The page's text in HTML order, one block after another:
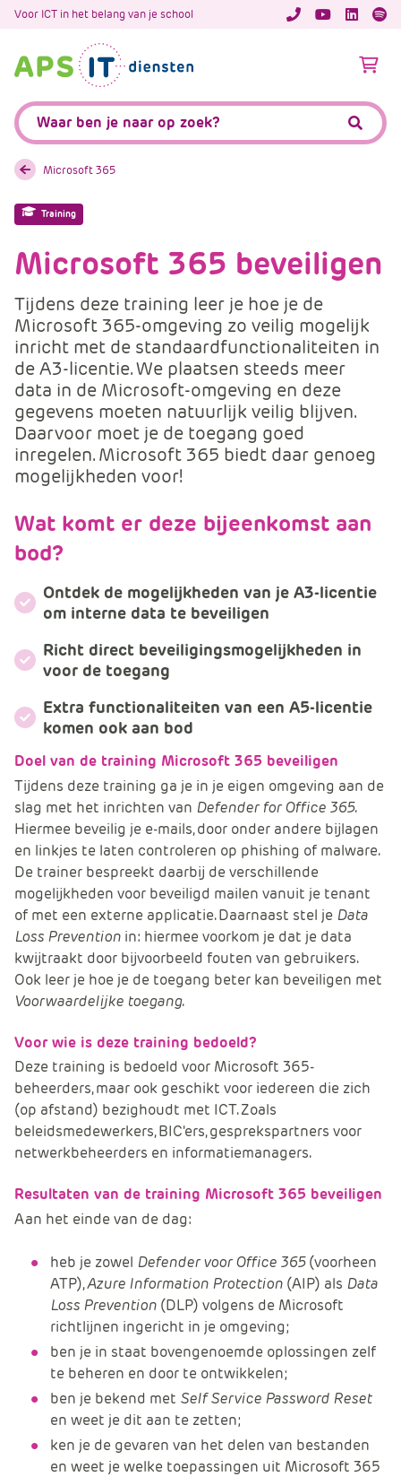
Voor ICT in het belang van je school
Zoeken:
A
s
.
F
r
e
.
C
r
C
t
C
t
Microsoft 365
Training
Microsoft 365 beveiligen
Tijdens deze training leer je hoe je de
Microsoft 365-omgeving zo veilig mogelijk
inricht met de standaardfunctionaliteiten in
de A3-licentie. We plaatsen steeds meer
data in de Microsoft-omgeving en deze
gegevens moeten natuurlijk veilig blijven.
Daarvoor moet je de toegang goed
inregelen. Microsoft 365 biedt daar genoeg
mogelijkheden voor!
Wat komt er deze bijeenkomst aan
bod?
Ontdek de mogelijkheden van je A3-licentie
om interne data te beveiligen
Richt direct beveiligingsmogelijkheden in
voor de toegang
Extra functionaliteiten van een A5-licentie
komen ook aan bod
Doel van de training Microsoft 365 beveiligen
Tijdens deze training ga je in je eigen omgeving aan de
slag met het inrichten van Defender for Office 365.
Hiermee beveilig je e-mails, door onder andere bijlagen
en linkjes te laten controleren op phishing of malware.
De trainer bespreekt daarbij de verschillende
mogelijkheden voor beveiligd mailen vanuit je tenant
of met een externe applicatie. Daarnaast stel je Data
Loss Prevention in: hiermee voorkom je dat je data
kwijtraakt door bijvoorbeeld fouten van gebruikers.
Ook leer je hoe je de toegang beter kan beveiligen met
Voorwaardelijke toegang.
Voor wie is deze training bedoeld?
Deze training is bedoeld voor Microsoft 365-
beheerders, maar ook geschikt voor iedereen die zich
(op afstand) bezighoudt met ICT. Zoals
beleidsmedewerkers, BIC'ers, gesprekspartners voor
netwerkbeheerders en informatiemanagers.
Resultaten van de training Microsoft 365 beveiligen
Aan het einde van de dag:
heb je zowel Defender voor Office 365(voorheen
ATP),Azure Information Protection (AIP) als Data
Loss Prevention (DLP) volgens de Microsoft
richtlijnen ingericht in je omgeving;
ben je in staat bovengenoemde oplossingen zelf
te beheren en door te ontwikkelen;
ben je bekend met Self Service Password Reset
en weet je dit aan te zetten;
ken je de gevaren van het delen van bestanden
en weet je welke toepassingen uit Microsoft 365